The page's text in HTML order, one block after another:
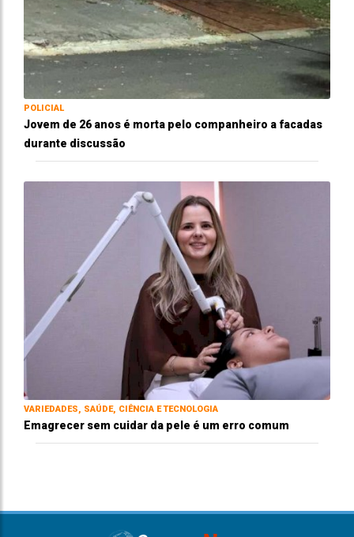
POLICIAL
Jovem de 26 anos é morta pelo companheiro a facadas
durante discussão
VARIEDADES, SAÚDE, CIÊNCIA E TECNOLOGIA
Emagrecer sem cuidar da pele é um erro comum